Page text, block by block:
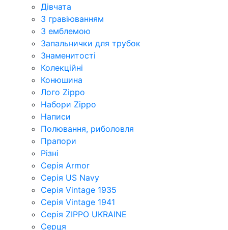
Дівчата
З гравіюванням
З емблемою
Запальнички для трубок
Знаменитості
Колекційні
Конюшина
Лого Zippo
Набори Zippo
Написи
Полювання, риболовля
Прапори
Різні
Серія Armor
Серія US Navy
Серія Vintage 1935
Серія Vintage 1941
Серія ZIPPO UKRAINE
Серця